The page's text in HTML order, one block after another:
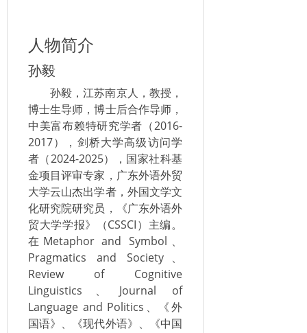
人物简介
孙毅
孙毅，江苏南京人，教授，
博士生导师，博士后合作导师，
中美富布赖特研究学者（2016-
2017），剑桥大学高级访问学
者（2024-2025），国家社科基
金项目评审专家，广东外语外贸
大学云山杰出学者，外国文学文
化研究院研究员，《广东外语外
贸大学学报》（CSSCI）主编。
在Metaphor and Symbol、
Pragmatics and Society、
Review of Cognitive
Linguistics、Journal of
Language and Politics、《外
国语》、《现代外语》、《中国